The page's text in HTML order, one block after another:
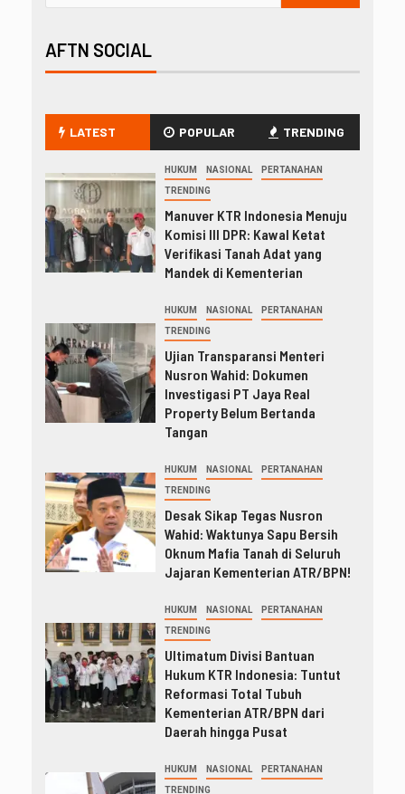
AFTN SOCIAL
LATEST POPULAR TRENDING
HUKUM NASIONAL PERTANAHAN
TRENDING
Manuver KTR Indonesia Menuju
Komisi III DPR: Kawal Ketat
Verifikasi Tanah Adat yang
Mandek di Kementerian
HUKUM NASIONAL PERTANAHAN
TRENDING
Ujian Transparansi Menteri
Nusron Wahid: Dokumen
Investigasi PT Jaya Real
Property Belum Bertanda
Tangan
HUKUM NASIONAL PERTANAHAN
TRENDING
Desak Sikap Tegas Nusron
Wahid: Waktunya Sapu Bersih
Oknum Mafia Tanah di Seluruh
Jajaran Kementerian ATR/BPN!
HUKUM NASIONAL PERTANAHAN
TRENDING
Ultimatum Divisi Bantuan
Hukum KTR Indonesia: Tuntut
Reformasi Total Tubuh
Kementerian ATR/BPN dari
Daerah hingga Pusat
HUKUM NASIONAL PERTANAHAN
TRENDING